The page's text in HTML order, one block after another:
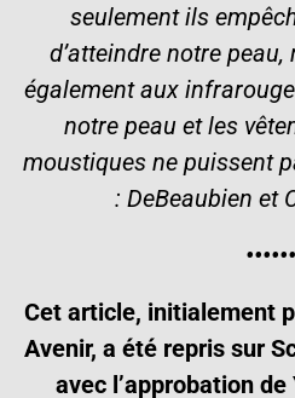
seulement ils
d’atteindre notre
également aux
notre peau et les
moustiques ne puissent
: DeBeaubien et
••••••
Cet article, initialement
Avenir, a été repris sur
avec l’approbation de